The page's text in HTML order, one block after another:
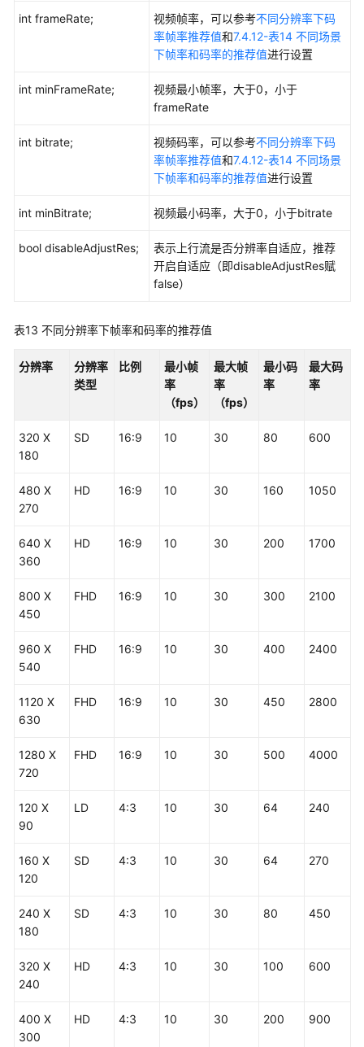
int frameRate; 视频帧率，可以参考不同分辨率下码
率帧率推荐值和7.4.12-表14 不同场景
下帧率和码率的推荐值进行设置
int minFrameRate;
视频最小帧率，大于0，小于
frameRate
int bitrate; 视频码率，可以参考不同分辨率下码
率帧率推荐值和7.4.12-表14 不同场景
下帧率和码率的推荐值进行设置
int minBitrate; 视频最小码率，大于0，小于bitrate
bool disableAdjustRes;
表示上行流是否分辨率自适应，推荐
开启自适应（即disableAdjustRes赋
false）
表13 不同分辨率下帧率和码率的推荐值
分辨率
分辨率
类型
比例
最小帧
率
（fps）
最大帧
率
（fps）
最小码
率
最大码
率
320 X
180
SD 16:9 10 30 80 600
480 X
270
HD 16:9 10 30 160 1050
640 X
360
HD 16:9 10 30 200 1700
800 X
450
FHD 16:9 10 30 300 2100
960 X
540
FHD 16:9 10 30 400 2400
1120 X
630
FHD 16:9 10 30 450 2800
1280 X
720
FHD 16:9 10 30 500 4000
120 X
90
LD 4:3 10 30 64 240
160 X
120
SD 4:3 10 30 64 270
240 X
180
SD 4:3 10 30 80 450
320 X
240
HD 4:3 10 30 100 600
400 X
300
HD 4:3 10 30 200 900